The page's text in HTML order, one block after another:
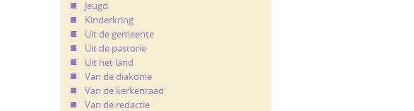
Jeugd
Kinderkring
Uit de gemeente
Uit de pastorie
Uit het land
Van de diakonie
Van de kerkenraad
Van de redactie